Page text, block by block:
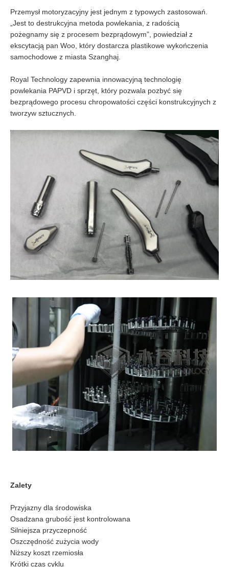
Przemysł motoryzacyjny jest jednym z typowych zastosowań.
„Jest to destrukcyjna metoda powlekania, z radością
pożegnamy się z procesem bezprądowym”, powiedział z
ekscytacją pan Woo, który dostarcza plastikowe wykończenia
samochodowe z miasta Szanghaj.
Royal Technology zapewnia innowacyjną technologię
powlekania PAPVD i sprzęt, który pozwala pozbyć się
bezprądowego procesu chropowatości części konstrukcyjnych z
tworzyw sztucznych.
Zalety
Przyjazny dla środowiska
Osadzana grubość jest kontrolowana
Silniejsza przyczepność
Oszczędność zużycia wody
Niższy koszt rzemiosła
Krótki czas cyklu